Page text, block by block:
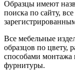
Образцы имеют
поиска по сайту,
Все мебельные
образцов по цвету,
способами
фурнитуры.